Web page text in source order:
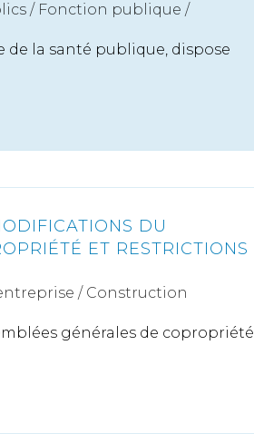
/ Fonction publique /
de la santé publique, dispose
DU
ET RESTRICTIONS
/ Construction
générales de copropriété